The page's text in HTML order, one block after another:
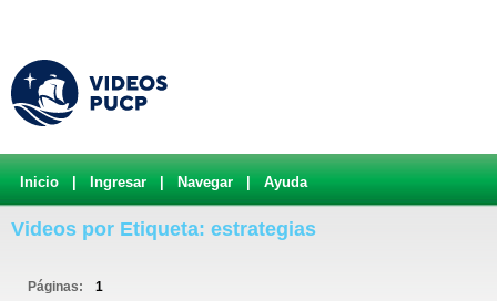
Inicio Ingresar Navegar Ayuda
Videos por Etiqueta: estrategias
Páginas: 1